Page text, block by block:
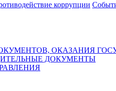
коррупции
ОКАЗАНИЯ
ДОКУМЕНТЫ